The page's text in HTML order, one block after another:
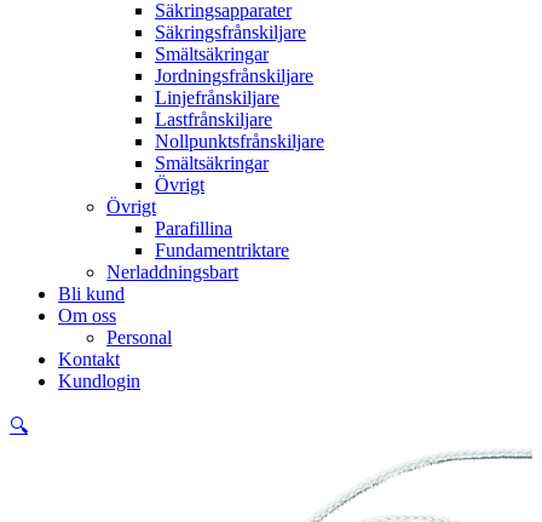
Säkringsapparater
Säkringsfrånskiljare
Smältsäkringar
Jordningsfrånskiljare
Linjefrånskiljare
Lastfrånskiljare
Nollpunktsfrånskiljare
Smältsäkringar
Övrigt
Övrigt
Parafillina
Fundamentriktare
Nerladdningsbart
Bli kund
Om oss
Personal
Kontakt
Kundlogin
🔍